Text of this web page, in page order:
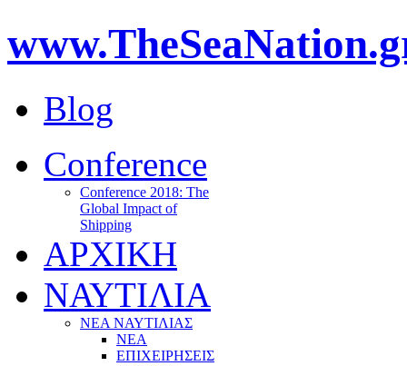
Blog
Conference
Conference 2018: The
Global Impact of
Shipping
ΑΡΧΙΚΗ
ΝΑΥΤΙΛΙΑ
ΝΕΑ ΝΑΥΤΙΛΙΑΣ
ΝΕΑ
ΕΠΙΧΕΙΡΗΣΕΙΣ